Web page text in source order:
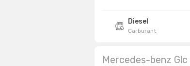
Diesel
Carburant
Mercedes-benz Glc